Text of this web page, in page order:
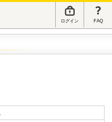
ログイン FAQ